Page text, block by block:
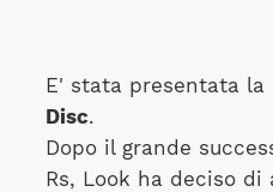
E' stata presentata la
Disc.
Dopo il grande
Rs, Look ha deciso